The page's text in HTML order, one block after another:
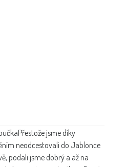
Přestože jsme díky
neodcestovali do Jablonce
podali jsme dobrý a až na